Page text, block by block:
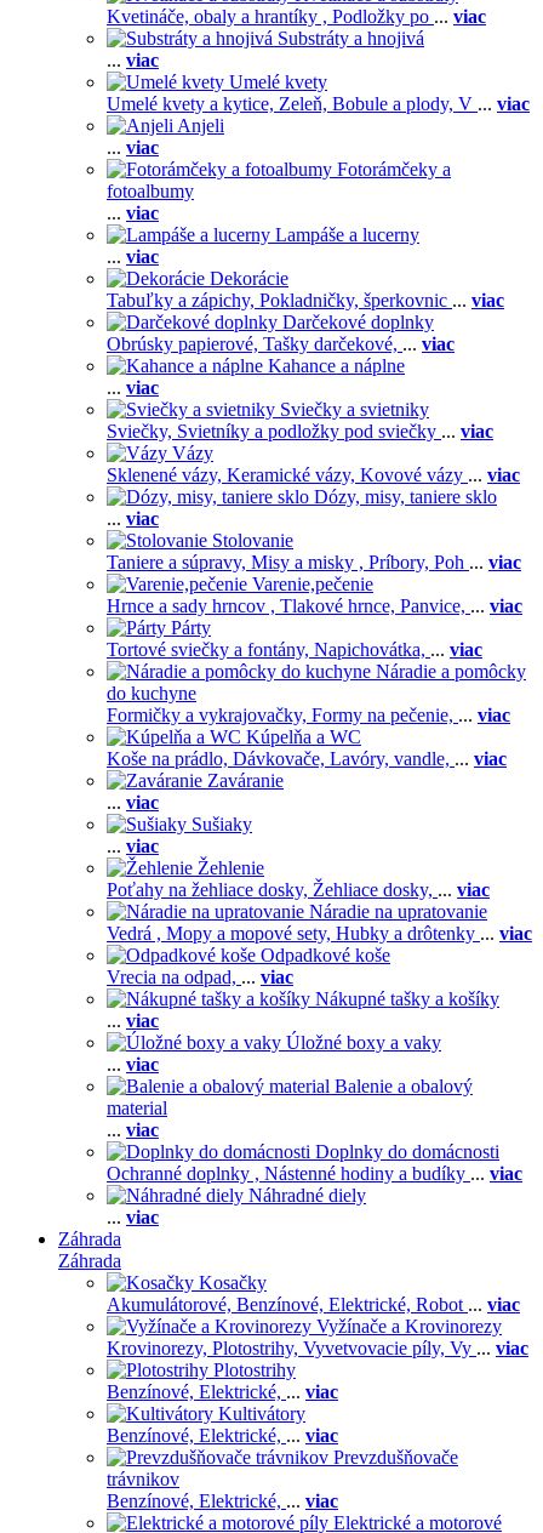
Kvetináče, obaly a hrantíky , Podložky po ... viac
Substráty a hnojivá
... viac
Umelé kvety
Umelé kvety a kytice, Zeleň, Bobule a plody, V ... viac
Anjeli
... viac
Fotorámčeky a
fotoalbumy
... viac
Lampáše a lucerny
... viac
Dekorácie
Tabuľky a zápichy, Pokladničky, šperkovnic ... viac
Darčekové doplnky
Obrúsky papierové, Tašky darčekové, ... viac
Kahance a náplne
... viac
Sviečky a svietniky
Sviečky, Svietníky a podložky pod sviečky ... viac
Vázy
Sklenené vázy, Keramické vázy, Kovové vázy ... viac
Dózy, misy, taniere sklo
... viac
Stolovanie
Taniere a súpravy, Misy a misky , Príbory, Poh ... viac
Varenie,pečenie
Hrnce a sady hrncov , Tlakové hrnce, Panvice, ... viac
Párty
Tortové sviečky a fontány, Napichovátka, ... viac
Náradie a pomôcky
do kuchyne
Formičky a vykrajovačky, Formy na pečenie, ... viac
Kúpelňa a WC
Koše na prádlo, Dávkovače, Lavóry, vandle, ... viac
Zaváranie
... viac
Sušiaky
... viac
Žehlenie
Poťahy na žehliace dosky, Žehliace dosky, ... viac
Náradie na upratovanie
Vedrá , Mopy a mopové sety, Hubky a drôtenky ... viac
Odpadkové koše
Vrecia na odpad, ... viac
Nákupné tašky a košíky
... viac
Úložné boxy a vaky
... viac
Balenie a obalový
material
... viac
Doplnky do domácnosti
Ochranné doplnky , Nástenné hodiny a budíky ... viac
Náhradné diely
... viac
Záhrada
Záhrada
Kosačky
Akumulátorové, Benzínové, Elektrické, Robot ... viac
Vyžínače a Krovinorezy
Krovinorezy, Plotostrihy, Vyvetvovacie píly, Vy ... viac
Plotostrihy
Benzínové, Elektrické, ... viac
Kultivátory
Benzínové, Elektrické, ... viac
Prevzdušňovače
trávnikov
Benzínové, Elektrické, ... viac
Elektrické a motorové